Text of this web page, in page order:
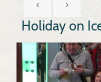
Holiday on